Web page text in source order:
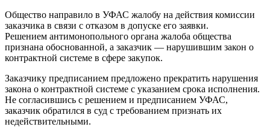
Общество направило в УФАС жалобу на действия комиссии
заказчика в связи с отказом в допуске его заявки.
Решением антимонопольного органа жалоба общества
признана обоснованной, а заказчик — нарушившим закон о
контрактной системе в сфере закупок.
Заказчику предписанием предложено прекратить нарушения
закона о контрактной системе с указанием срока исполнения.
Не согласившись с решением и предписанием УФАС,
заказчик обратился в суд с требованием признать их
недействительными.